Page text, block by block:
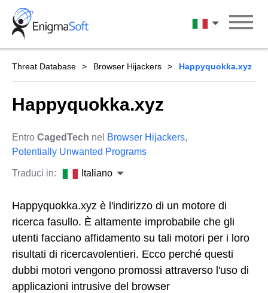
Skip
content
Italiano
Threat Database Browser Hijackers Happyquokka.xyz
Happyquokka.xyz
Entro CagedTech nel Browser Hijackers,
Potentially Unwanted Programs
Traduci in: Italiano
Happyquokka.xyz è l'indirizzo di un motore di
ricerca fasullo. È altamente improbabile che gli
utenti facciano affidamento su tali motori per i loro
risultati di ricercavolentieri. Ecco perché questi
dubbi motori vengono promossi attraverso l'uso di
applicazioni intrusive del browser